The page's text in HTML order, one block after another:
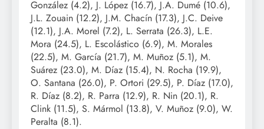
González (4.2), J. López (16.7), J.A. Dumé (10.6),
J.L. Zouain (12.2), J.M. Chacín (17.3), J.C. Deive
(12.1), J.A. Morel (7.2), L. Serrata (26.3), L.E.
Mora (24.5), L. Escolástico (6.9), M. Morales
(22.5), M. García (21.7), M. Muñoz (5.1), M.
Suárez (23.0), M. Díaz (15.4), N. Rocha (19.9),
O. Santana (26.0), P. Ortori (29.5), P. Díaz (17.0),
R. Díaz (8.2), R. Parra (12.9), R. Nin (20.1), R.
Clink (11.5), S. Mármol (13.8), V. Muñoz (9.0), W.
Peralta (8.1).